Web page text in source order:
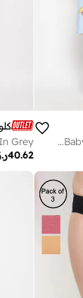
Clovia Banana Print Short Night Dress In Baby Blue - 100% Cotton
40.62